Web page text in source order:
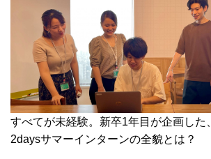
すべてが未経験。新卒1年目が企画した
2daysサマーインターンの全貌とは？